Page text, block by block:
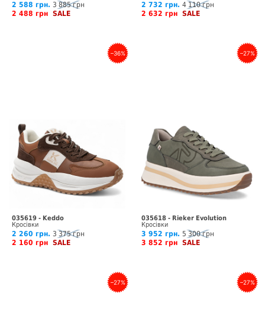
2 588 грн. 3 885 грн
2 488 грн SALE
2 732 грн. 4 110 грн
2 632 грн SALE
–36%
035619 - Keddo
Кросівки
2 260 грн. 3 375 грн
2 160 грн SALE
–27%
035618 - Rieker Evolution
Кросівки
3 952 грн. 5 300 грн
3 852 грн SALE
–27% –27%